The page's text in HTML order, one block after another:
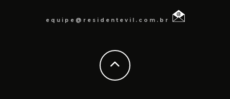
equipe@residentevil.com.br